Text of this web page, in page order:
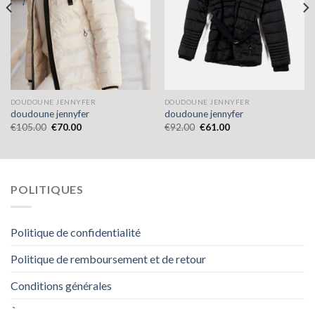
DOUDOUNE JENNYFER
doudoune jennyfer
€105.00 €70.00
DOUDOUNE JENNYFER
doudoune jennyfer
€92.00 €61.00
POLITIQUES
Politique de confidentialité
Politique de remboursement et de retour
Conditions générales